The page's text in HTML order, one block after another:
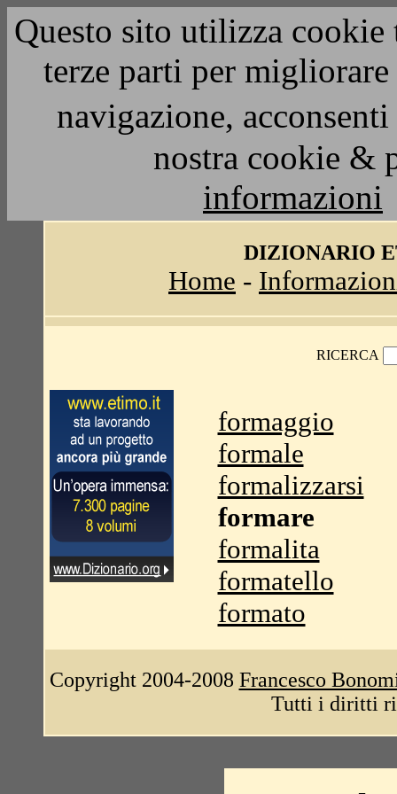
Questo sito utilizza
terze parti per
navigazione,
nostra cookie &
informazioni
DIZIONARIO
Home -
RICERCA
formaggio
formale
formalizzarsi
formare
formalita
formatello
formato
Copyright 2004-2008 Francesco
Tutti i diritti